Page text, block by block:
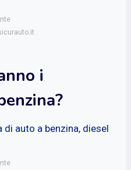
i
auto a benzina, diesel